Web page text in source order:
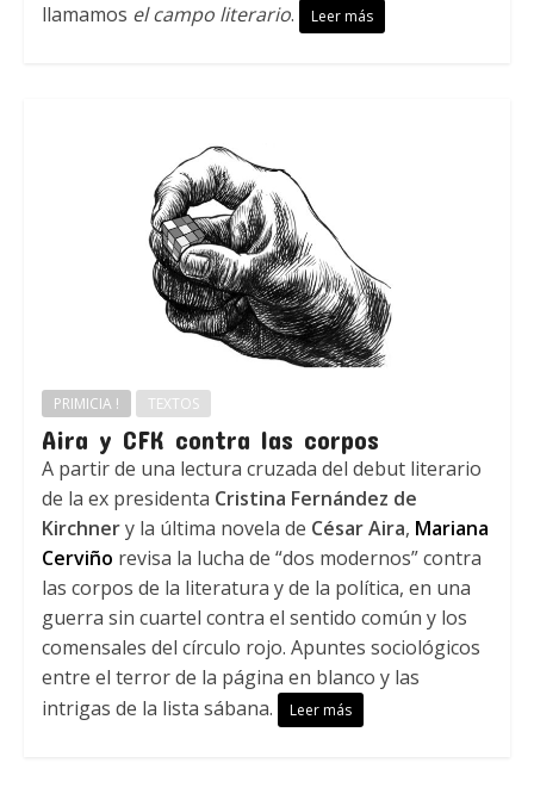
llamamos el campo literario. Leer más
PRIMICIA ! TEXTOS
Aira y CFK contra las corpos
A partir de una lectura cruzada del debut literario
de la ex presidenta Cristina Fernández de
Kirchnery la última novela de César Aira, Mariana
Cerviño revisa la lucha de “dos modernos” contra
las corpos de la literatura y de la política, en una
guerra sin cuartel contra el sentido común y los
comensales del círculo rojo. Apuntes sociológicos
entre el terror de la página en blanco y las
intrigas de la lista sábana.
Leer más